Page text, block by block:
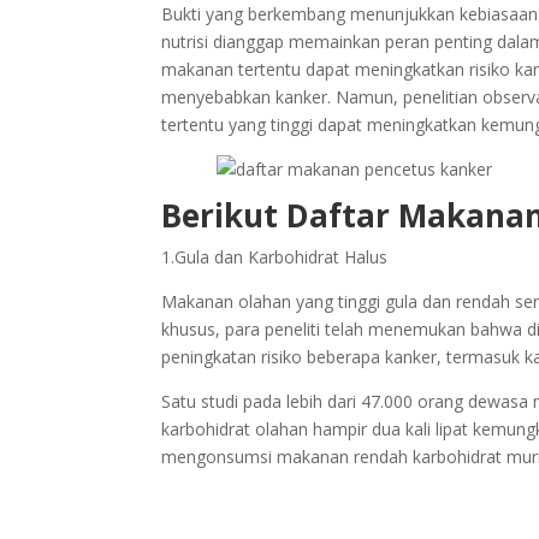
Bukti yang berkembang menunjukkan
nutrisi dianggap memainkan peran penting
makanan tertentu dapat meningkatkan risiko
menyebabkan kanker. Namun, penelitian
tertentu yang tinggi dapat meningkatkan
Berikut Daftar
1.Gula dan Karbohidrat Halus
Makanan olahan yang tinggi gula dan rendah
khusus, para peneliti telah menemukan bahwa
peningkatan risiko beberapa kanker, termasuk
Satu studi pada lebih dari 47.000 orang
karbohidrat olahan hampir dua kali lipat
mengonsumsi makanan rendah karbohidrat